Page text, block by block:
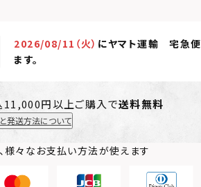
2026/08/11（火） にヤマト運輸 宅急便
ます。
11,000円以上ご購入で送料無料
発送方法について
様々なお支払い方法が使えます